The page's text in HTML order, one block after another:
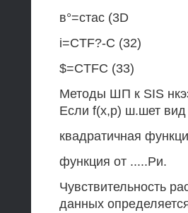
в°=стас (3D
i=CTF?-C (32)
$=CTFC (33)
Методы ШП к SIS
Если f(x,p) ш.шет вид
квадратичная
функция от .....Ри.
Чувствительность
данных